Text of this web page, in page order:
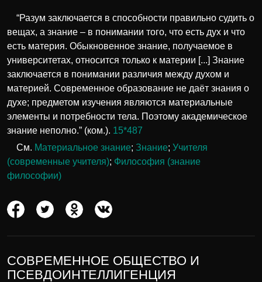
“Разум заключается в способности правильно судить о
вещах, а знание – в понимании того, что есть дух и что
есть материя. Обыкновенное знание, получаемое в
университетах, относится только к материи [...] Знание
заключается в понимании различия между духом и
материей. Современное образование не даёт знания о
духе; предметом изучения являются материальные
элементы и потребности тела. Поэтому академическое
знание неполно.” (ком.). 15*487
См. Материальное знание; Знание; Учителя
(современные учителя); Философия (знание
философии)
СОВРЕМЕННОЕ ОБЩЕСТВО И
ПСЕВДОИНТЕЛЛИГЕНЦИЯ